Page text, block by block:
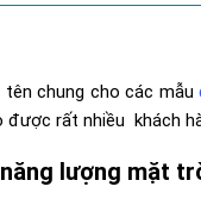
tên chung cho các mẫu
rất nhiều khách
lượng mặt